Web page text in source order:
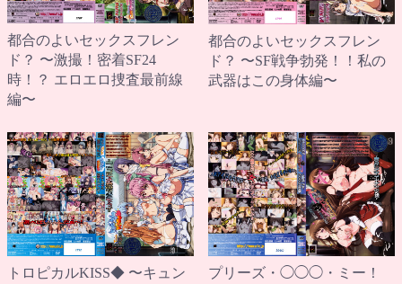
都合のよいセックスフレン
ド？ 〜激撮！密着SF24
時！？ エロエロ捜査最前線
編〜
都合のよいセックスフレン
ド？ 〜SF戦争勃発！！私の
武器はこの身体編〜
トロピカルKISS◆ 〜キュン
プリーズ・◯◯◯・ミー！